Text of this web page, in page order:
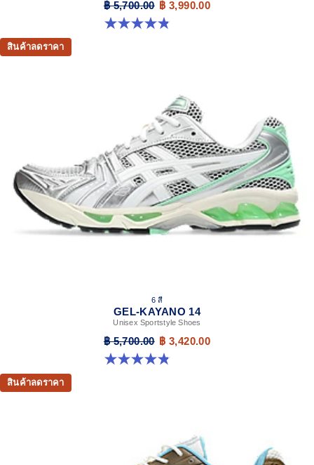
฿ 5,700.00 ฿ 3,990.00
4.8 จาก 5 ดาว 111 รีวิว
สินค้าลดราคา
6 สี
GEL-KAYANO 14
Unisex Sportstyle Shoes
฿ 5,700.00 ฿ 3,420.00
4.8 จาก 5 ดาว 111 รีวิว
สินค้าลดราคา